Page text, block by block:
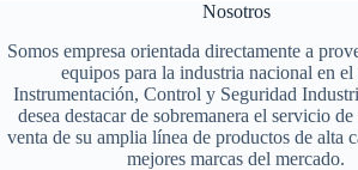
Nosotros
Somos empresa orientada directamente a
equipos para la industria nacional en el
Instrumentación, Control y Seguridad
desea destacar de sobremanera el servicio
venta de su amplia línea de productos de alta
mejores marcas del mercado.